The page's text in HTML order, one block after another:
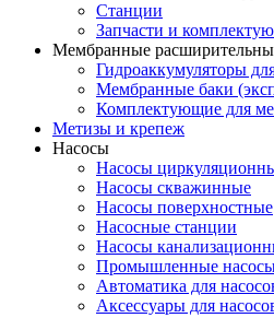
Станции
Запчасти и
Мембранные
Гидроаккумуляторы
Мембранные баки
Комплектующие для
Метизы и крепеж
Насосы
Насосы
Насосы скважинные
Насосы поверхностные
Насосные станции
Насосы
Промышленные
Автоматика для
Аксессуары для